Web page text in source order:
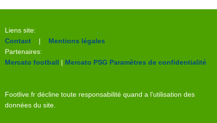
Liens site:
Contact | Mentions légales
Partenaires:
Mercato football | Mercato PSG Paramètres de confidentialité
Footlive.fr décline toute responsabilité quand a l'utilisation des
données du site.